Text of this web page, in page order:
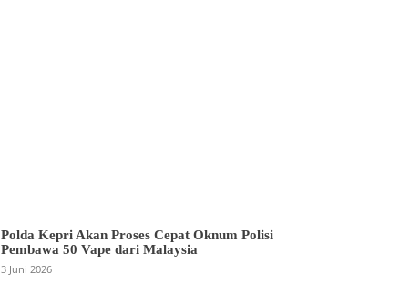
Polda Kepri Akan Proses Cepat Oknum Polisi
Pembawa 50 Vape dari Malaysia
3 Juni 2026